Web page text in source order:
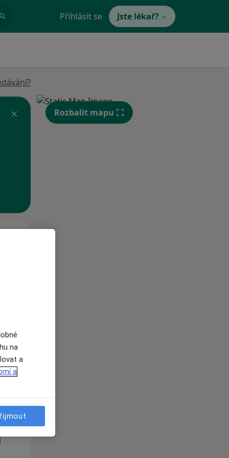
Přihlásit se Jste lékař?
12 Srpen
Rozbalit mapu
na
a
a